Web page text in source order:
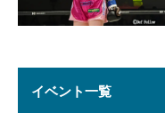
イベント一覧